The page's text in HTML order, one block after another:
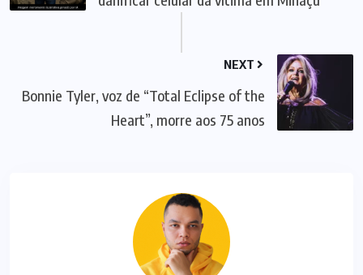
NEXT
Bonnie Tyler, voz de “Total Eclipse of the
Heart”, morre aos 75 anos